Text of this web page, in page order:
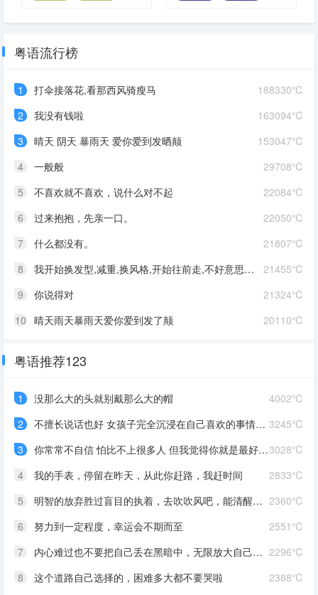
粤语流行榜
188330℃
1
打伞接落花,看那西风骑瘦马
163094℃
2
我没有钱啦
153047℃
3
晴天 阴天 暴雨天 爱你爱到发晒颠
29708℃
4
一般般
22084℃
5
不喜欢就不喜欢，说什么对不起
22050℃
6
过来抱抱，先亲一口。
21807℃
7
什么都没有。
21455℃
8
我开始换发型,减重,换风格,开始往前走,不好意思啊这一次,我一定要赢
21324℃
9
你说得对
20110℃
10 晴天雨天暴雨天爱你爱到发了颠
粤语推荐123
4002℃
1
没那么大的头就别戴那么大的帽
3245℃
2
不擅长说话也好 女孩子完全沉浸在自己喜欢的事情里 最可爱了 剩下的我会圆场
3028℃
3
你常常不自信 怕比不上很多人 但我觉得你就是最好的 怎么都好 我想告诉你 我对你的爱是兜底 是连你自己都不喜欢自己的时候 还有我来爱你
2833℃
4
我的手表，停留在昨天，从此你赶路，我赶时间
2360℃
5
明智的放弃胜过盲目的执着，去吹吹风吧，能清醒的话感冒也没关系。
2551℃
6
努力到一定程度，幸运会不期而至
2296℃
7
内心难过也不要把自己丢在黑暗中，无限放大自己的情绪。按时睡觉，好好吃饭，洗个热乎的澡，喝甜甜的奶茶。看看长河落日，花朵树木，驱逐丧气再努力奔跑，生活到处是发光的星星。
2388℃
8
这个道路自己选择的，困难多大都不要哭啦